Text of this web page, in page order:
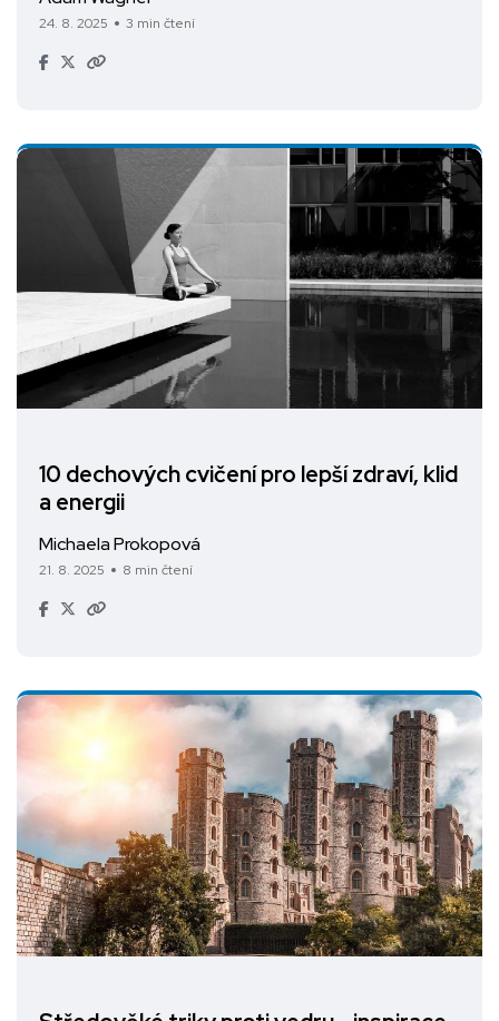
24. 8. 2025 3 min čtení
10 dechových cvičení pro lepší zdraví, klid
a energii
Michaela Prokopová
21. 8. 2025 8 min čtení